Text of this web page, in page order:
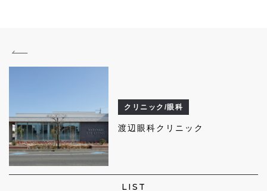
クリニック/眼科
渡辺眼科クリニック
LIST